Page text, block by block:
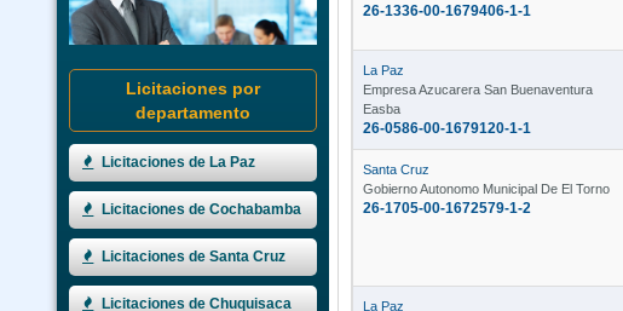
Licitaciones por
departamento
Licitaciones de La Paz
Licitaciones de Cochabamba
Licitaciones de Santa Cruz
Licitaciones de Chuquisaca
26-1336-00-1679406-1-1
La Paz
Empresa Azucarera San Buenaventura
Easba
26-0586-00-1679120-1-1
Santa Cruz
Gobierno Autonomo Municipal De El Torno
26-1705-00-1672579-1-2
La Paz